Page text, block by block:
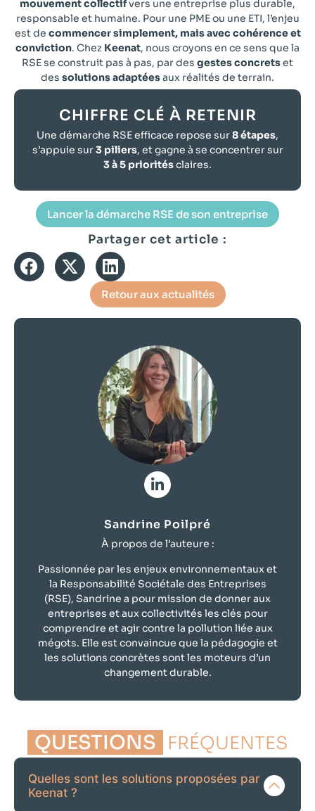
mouvement collectifvers une entreprise plus durable,
responsable et humaine. Pour une PME ou une ETI, l’enjeu
est de commencer simplement, mais avec cohérence et
conviction. Chez Keenat, nous croyons en ce sens que la
RSE se construit pas à pas, par des gestes concretset
des solutions adaptéesaux réalités de terrain.
CHIFFRE CLÉ À RETENIR
Une démarche RSE efficace repose sur8 étapes,
s’appuie sur3 piliers, et gagne à se concentrer sur
3 à 5 prioritésclaires.
Lancer la démarche RSE de son entreprise
Partager cet article :
Retour aux actualités
Sandrine Poilpré
À propos de l’auteure :
Passionnée par les enjeux environnementaux et
la Responsabilité Sociétale des Entreprises
(RSE), Sandrine a pour mission de donner aux
entreprises et aux collectivités les clés pour
comprendre et agir contre la pollution liée aux
mégots. Elle est convaincue que la pédagogie et
les solutions concrètes sont les moteurs d’un
changement durable.
QUESTIONS FRÉQUENTES
Quelles sont les solutions proposées par
Keenat ?